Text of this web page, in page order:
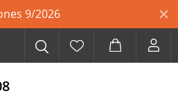
9/2026